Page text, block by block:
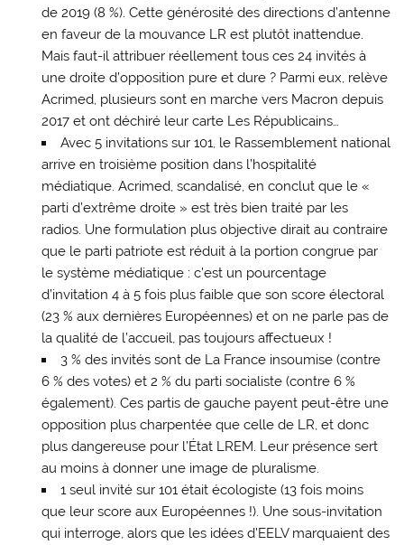
de 2019 (8 %). Cette générosité des directions d’antenne
en faveur de la mouvance LR est plutôt inattendue.
Mais faut-il attribuer réellement tous ces 24 invités à
une droite d’opposition pure et dure ? Parmi eux, relève
Acrimed, plusieurs sont en marche vers Macron depuis
2017 et ont déchiré leur carte Les Républicains…
Avec 5 invitations sur 101, le Rassemblement national
arrive en troisième position dans l’hospitalité
médiatique. Acrimed, scandalisé, en conclut que le «
parti d’extrême droite » est très bien traité par les
radios. Une formulation plus objective dirait au contraire
que le parti patriote est réduit à la portion congrue par
le système médiatique : c’est un pourcentage
d’invitation 4 à 5 fois plus faible que son score électoral
(23 % aux dernières Européennes) et on ne parle pas de
la qualité de l’accueil, pas toujours affectueux !
3 % des invités sont de La France insoumise (contre
6 % des votes) et 2 % du parti socialiste (contre 6 %
également). Ces partis de gauche payent peut-être une
opposition plus charpentée que celle de LR, et donc
plus dangereuse pour l’État LREM. Leur présence sert
au moins à donner une image de pluralisme.
1 seul invité sur 101 était écologiste (13 fois moins
que leur score aux Européennes !). Une sous-invitation
qui interroge, alors que les idées d’EELV marquaient des